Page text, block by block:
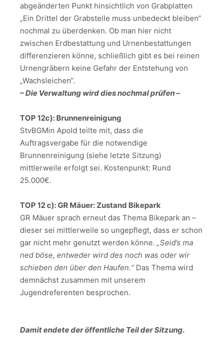
abgeänderten Punkt hinsichtlich von Grabplatten
„Ein Drittel der Grabstelle muss unbedeckt bleiben“
nochmal zu überdenken. Ob man hier nicht
zwischen Erdbestattung und Urnenbestattungen
differenzieren könne, schließlich gibt es bei reinen
Urnengräbern keine Gefahr der Entstehung von
„Wachsleichen“.
– Die Verwaltung wird dies nochmal prüfen –
TOP 12c): Brunnenreinigung
StvBGMin Apold teilte mit, dass die
Auftragsvergabe für die notwendige
Brunnenreinigung (siehe letzte Sitzung)
mittlerweile erfolgt sei. Kostenpunkt: Rund
25.000€.
TOP 12 c): GR Mäuer: Zustand Bikepark
GR Mäuer sprach erneut das Thema Bikepark an –
dieser sei mittlerweile so ungepflegt, dass er schon
gar nicht mehr genutzt werden könne. „Seid’s ma
ned böse, entweder wird des noch was oder wir
schieben den über den Haufen.“Das Thema wird
demnächst zusammen mit unserem
Jugendreferenten besprochen.
Damit endete der öffentliche Teil der Sitzung.